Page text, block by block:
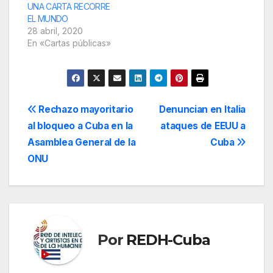
UNA CARTA RECORRE
EL MUNDO
28 abril, 2020
En «Cartas públicas»
Navegación
de
entradas
Denuncian en Italia
ataques de EEUU a
Cuba
Rechazo mayoritario
al bloqueo a Cuba en la
Asamblea General de la
ONU
Por REDH-Cuba